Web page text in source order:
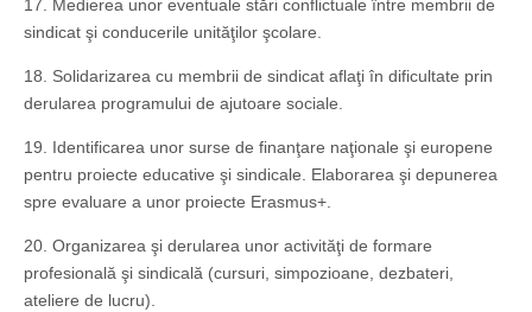
17. Medierea unor eventuale stări conflictuale între membrii de
sindicat şi conducerile unităţilor şcolare.
18. Solidarizarea cu membrii de sindicat aflaţi în dificultate prin
derularea programului de ajutoare sociale.
19. Identificarea unor surse de finanţare naţionale şi europene
pentru proiecte educative şi sindicale. Elaborarea şi depunerea
spre evaluare a unor proiecte Erasmus+.
20. Organizarea şi derularea unor activităţi de formare
profesională şi sindicală (cursuri, simpozioane, dezbateri,
ateliere de lucru).